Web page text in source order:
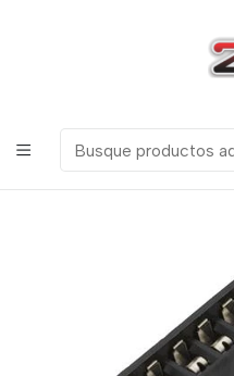
ELECTRONICOS,